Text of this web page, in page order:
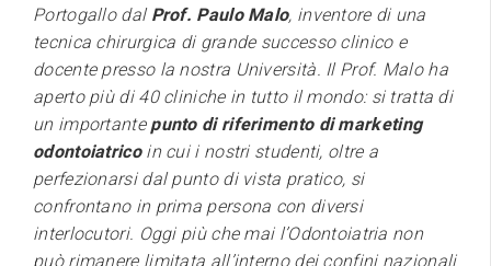
Portogallo dal Prof. Paulo Malo, inventore di una
tecnica chirurgica di grande successo clinico e
docente presso la nostra Università. Il Prof. Malo ha
aperto più di 40 cliniche in tutto il mondo: si tratta di
un importante punto di riferimento di marketing
odontoiatrico in cui i nostri studenti, oltre a
perfezionarsi dal punto di vista pratico, si
confrontano in prima persona con diversi
interlocutori. Oggi più che mai l’Odontoiatria non
può rimanere limitata all’interno dei confini nazionali